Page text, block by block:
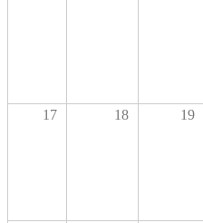
17 18 19